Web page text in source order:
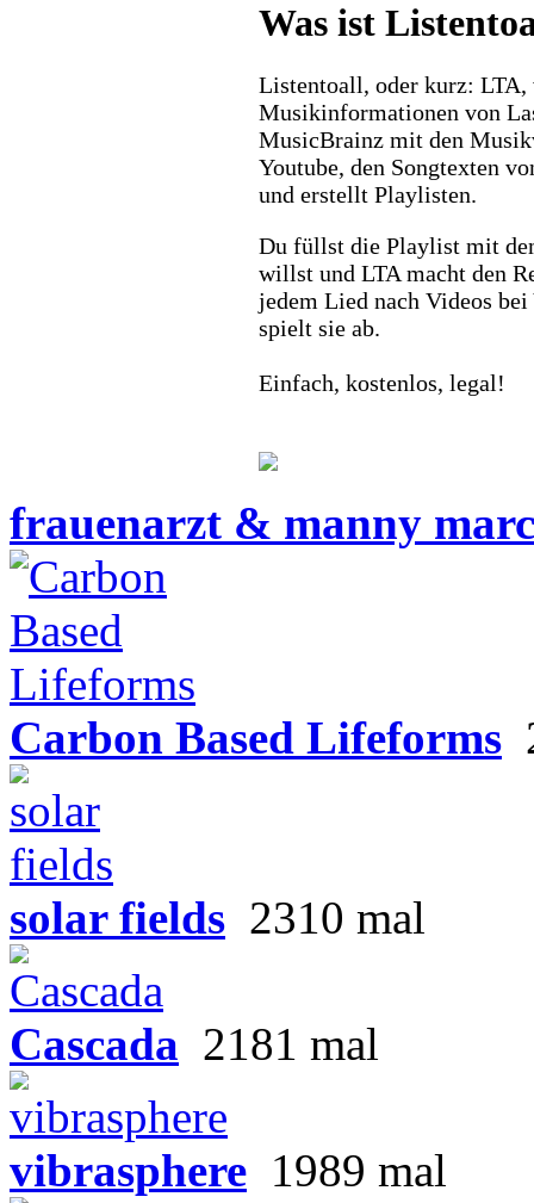
Was ist
Listentoall, oder kurz: LTA,
Musikinformationen von
MusicBrainz mit den
Youtube, den Songtexten
und erstellt Playlisten.
Du füllst die Playlist mit
willst und LTA macht den
jedem Lied nach Videos bei
spielt sie ab.
Einfach, kostenlos, legal!
frauenarzt & manny marc
Carbon Based Lifeforms
solar fields 2310 mal
Cascada 2181 mal
vibrasphere 1989 mal